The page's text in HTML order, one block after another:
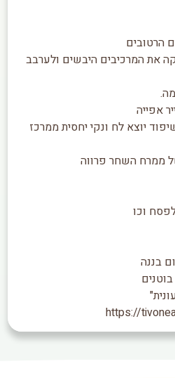
הרטובים
את המרכיבים היבשים ולערבב
אפייה
עד ששיפוד יוצא לח ונקי יחסית ממרכז
ממרח השחר פרווה
וכו
בננה
https://